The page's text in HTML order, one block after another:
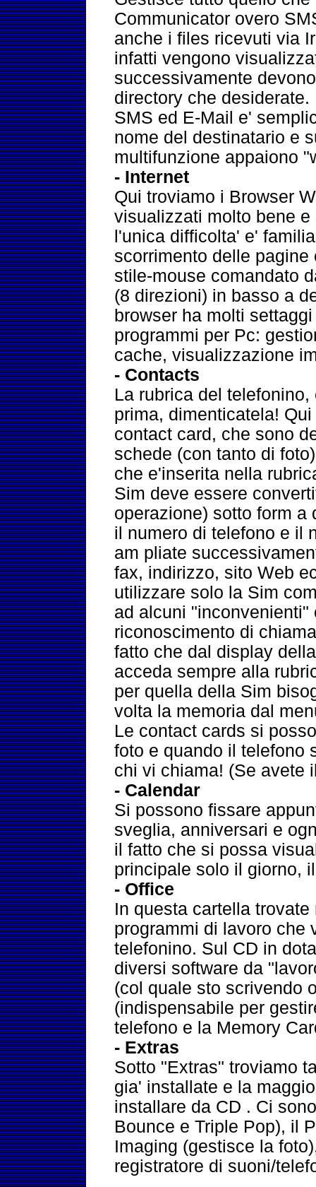
Communicator overo
anche i files ricevuti via
infatti vengono
successivamente
directory che
SMS ed E-Mail e'
nome del destinatario e
multifunzione appaiono
- Internet
Qui troviamo i Browser
visualizzati molto bene
l'unica difficolta' e'
scorrimento delle
stile-mouse comandato
(8 direzioni) in basso a
browser ha molti
programmi per Pc:
cache, visualizzazione
- Contacts
La rubrica del
prima, dimenticatela!
contact card, che sono
schede (con tanto di
che e'inserita nella
Sim deve essere
operazione) sotto form
il numero di telefono e il
am pliate
fax, indirizzo, sito Web
utilizzare solo la Sim
ad alcuni "inconvenienti"
riconoscimento di
fatto che dal display
acceda sempre alla
per quella della Sim
volta la memoria dal
Le contact cards si
foto e quando il telefono
chi vi chiama! (Se avete
- Calendar
Si possono fissare
sveglia, anniversari e
il fatto che si possa
principale solo il giorno,
- Office
In questa cartella
programmi di lavoro che
telefonino. Sul CD in
diversi software da
(col quale sto scrivendo
(indispensabile per
telefono e la Memory
- Extras
Sotto "Extras" troviamo
gia' installate e la
installare da CD . Ci
Bounce e Triple Pop), il
Imaging (gestisce la
registratore di suoni/